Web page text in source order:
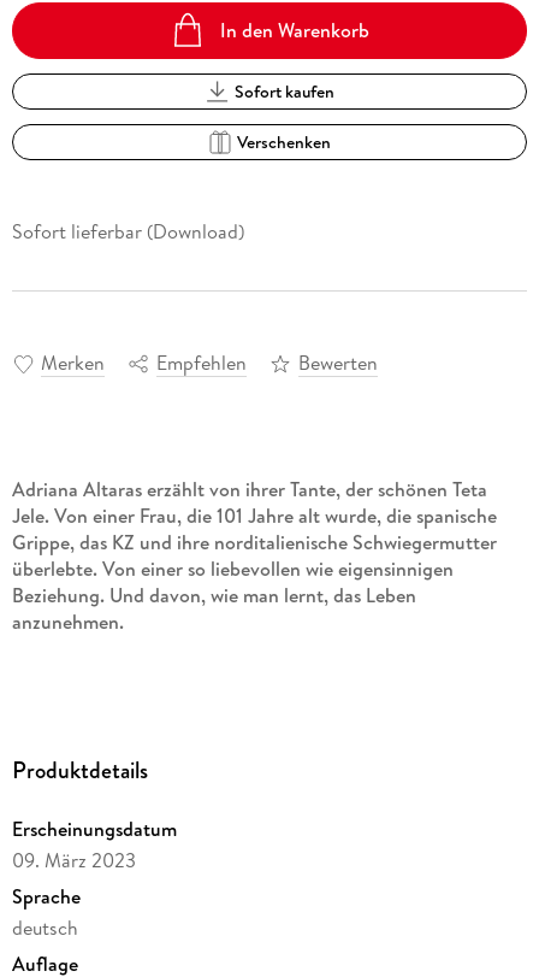
In den Warenkorb
Sofort kaufen
Verschenken
Sofort lieferbar (Download)
Merken Empfehlen Bewerten
Adriana Altaras erzählt von ihrer Tante, der schönen Teta
Jele. Von einer Frau, die 101 Jahre alt wurde, die spanische
Grippe, das KZ und ihre norditalienische Schwiegermutter
überlebte. Von einer so liebevollen wie eigensinnigen
Beziehung. Und davon, wie man lernt, das Leben
anzunehmen.
Sommerferien, mit ihrer gesamten Abiklasse - und mit all
standhalten müssen. Und auch als Adrianas Mann sie nach
dreißig Jahren Ehe verlässt, ist es ihre 98-jährige Tante, die
ihr am Gardasee mit jeder Menge Pasta, pragmatischen
Ratschlägen und Barbesuchen zur Seite steht.
Produktdetails
Erscheinungsdatum
09. März 2023
Sprache
deutsch
Auflage